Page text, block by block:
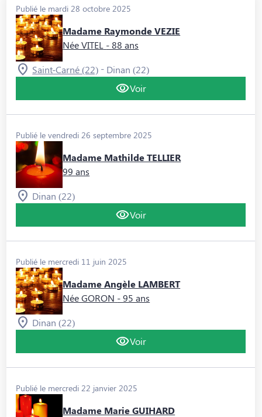
Publié le mardi 28 octobre 2025
Madame Raymonde VEZIE
Née VITEL - 88 ans
Saint-Carné (22) - Dinan (22)
Voir
Publié le vendredi 26 septembre 2025
Madame Mathilde TELLIER
99 ans
Dinan (22)
Voir
Publié le mercredi 11 juin 2025
Madame Angèle LAMBERT
Née GORON - 95 ans
Dinan (22)
Voir
Publié le mercredi 22 janvier 2025
Madame Marie GUIHARD